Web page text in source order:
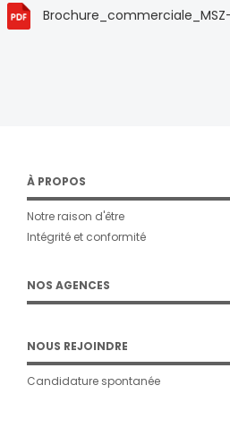
À PROPOS
Notre raison d'être
Intégrité et conformité
NOS AGENCES
NOUS REJOINDRE
Candidature spontanée